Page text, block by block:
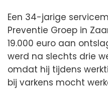
Een 34-jarige
Preventie Groep in
19.000 euro aan
werd na slechts drie
omdat hij tijdens
bij varkens mocht